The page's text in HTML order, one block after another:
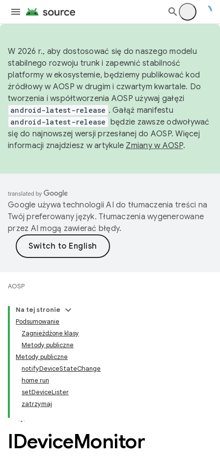
W 2026 r., aby dostosować się do naszego modelu
stabilnego rozwoju trunk i zapewnić stabilność
platformy w ekosystemie, będziemy publikować kod
źródłowy w AOSP w drugim i czwartym kwartale. Do
tworzenia i współtworzenia AOSP używaj gałęzi
android-latest-release . Gałąź manifestu
android-latest-release będzie zawsze odwoływać
się do najnowszej wersji przesłanej do AOSP. Więcej
informacji znajdziesz w artykule Zmiany w AOSP.
Google używa technologii AI do tłumaczenia treści na
Twój preferowany język. Tłumaczenia wygenerowane
przez AI mogą zawierać błędy.
AOSP
Na tej stronie
Podsumowanie
Zagnieżdżone klasy
Metody publiczne
Metody publiczne
notifyDeviceStateChange
home run
setDeviceLister
zatrzymaj
IDeviceMonitor